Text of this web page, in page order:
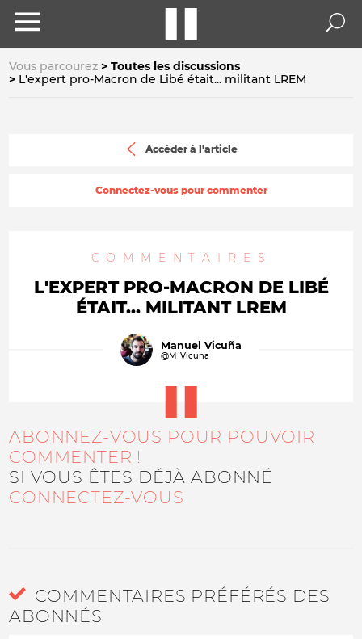
Vous parcourez
Toutes les discussions
L'expert pro-Macron de Libé était... militant LREM
Accéder à l'article
Connectez-vous pour commenter
COMMENTAIRES
L'EXPERT PRO-MACRON DE LIBÉ
ÉTAIT... MILITANT LREM
Manuel Vicuña
@M_Vicuna
ABONNEZ-VOUS POUR POUVOIR
COMMENTER !
SI VOUS ÊTES DÉJÀ ABONNÉ
CONNECTEZ-VOUS
COMMENTAIRES PRÉFÉRÉS DES
ABONNÉS